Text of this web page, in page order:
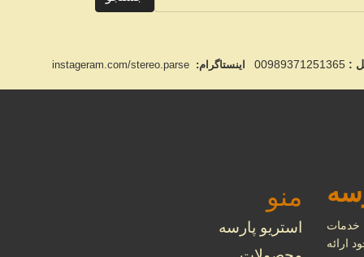
: اینستاگرام: instageram.com/stereo.parse
خدمات
ارائه
منو
استریو پارسه